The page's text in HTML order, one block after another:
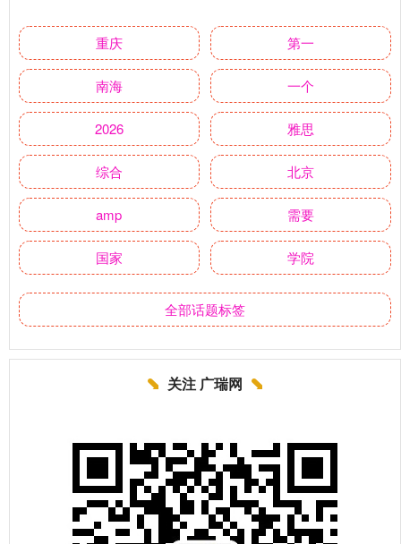
重庆 第一
南海 一个
2026 雅思
综合 北京
amp 需要
国家 学院
全部话题标签
关注 广瑞网